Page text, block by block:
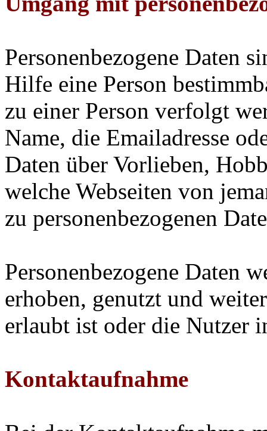
Personenbezogene Daten
Hilfe eine Person
zu einer Person verfolgt
Name, die Emailadresse
Daten über Vorlieben,
welche Webseiten von
zu personenbezogenen
Personenbezogene Daten
erhoben, genutzt und
erlaubt ist oder die Nutzer
Kontaktaufnahme